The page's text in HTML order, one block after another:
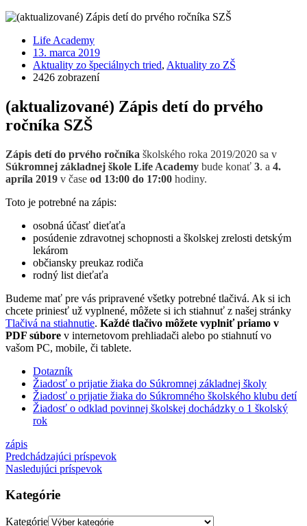
Life Academy
13. marca 2019
Aktuality zo špeciálnych tried, Aktuality zo ZŠ
2426 zobrazení
(aktualizované) Zápis detí do prvého
ročníka SZŠ
Zápis detí do prvého ročníka školského roka 2019/2020 sa v
Súkromnej základnej škole Life Academy bude konať 3. a 4.
apríla 2019 v čase od 13:00 do 17:00 hodiny.
Toto je potrebné na zápis:
osobná účasť dieťaťa
posúdenie zdravotnej schopnosti a školskej zrelosti detským
lekárom
občiansky preukaz rodiča
rodný list dieťaťa
Budeme mať pre vás pripravené všetky potrebné tlačivá. Ak si ich
chcete priniesť už vyplnené, môžete si ich stiahnuť z našej stránky
Tlačivá na stiahnutie. Každé tlačivo môžete vyplniť priamo v
PDF súbore v internetovom prehliadači alebo po stiahnutí vo
vašom PC, mobile, či tablete.
Dotazník
Žiadosť o prijatie žiaka do Súkromnej základnej školy
Žiadosť o prijatie žiaka do Súkromného školského klubu detí
Žiadosť o odklad povinnej školskej dochádzky o 1 školský
rok
zápis
Predchádzajúci príspevok
Nasledujúci príspevok
Kategórie
Kategórie